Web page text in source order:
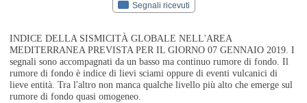
Segnali ricevuti
INDICE DELLA SISMICITÀ GLOBALE NELL'AREA
MEDITERRANEA PREVISTA PER IL GIORNO 07 GENNAIO 2019. I
segnali sono accompagnati da un basso ma continuo rumore di fondo. Il
rumore di fondo è indice di lievi sciami oppure di eventi vulcanici di
lieve entità. Tra l'altro non manca qualche livello più alto che emerge sul
rumore di fondo quasi omogeneo.